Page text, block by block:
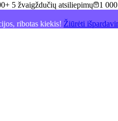
5 žvaigždučių atsiliepimų 1
ribotas kiekis! Žiūrėti